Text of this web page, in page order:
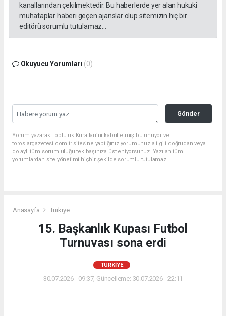
kanallarından çekilmektedir. Bu haberlerde yer alan hukuki
muhataplar haberi geçen ajanslar olup sitemizin hiç bir
editörü sorumlu tutulamaz...
Okuyucu Yorumları (0)
Gönder
Yorum yazarak Topluluk Kuralları’nı kabul etmiş bulunuyor ve
toroslargazetesi.com.tr sitesine yaptığınız yorumunuzla ilgili doğrudan veya
dolaylı tüm sorumluluğu tek başınıza üstleniyorsunuz. Yazılan tüm
yorumlardan site yönetimi hiçbir şekilde sorumlu tutulamaz.
Anasayfa Türkiye
15. Başkanlık Kupası Futbol
Turnuvası sona erdi
TÜRKIYE
30.07.2026 - 09:37, Güncelleme: 30.07.2026 - 22:11